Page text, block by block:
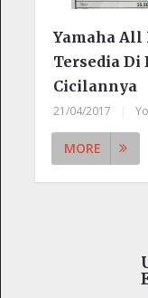
Yamaha All
Tersedia Di
Cicilannya
21/04/2017
MORE